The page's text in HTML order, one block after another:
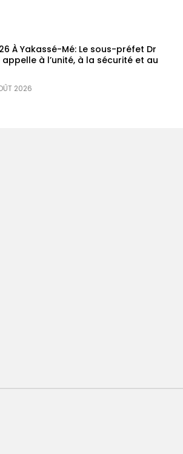
À Yakassé-Mé: Le sous-préfet Dr
à l’unité, à la sécurité et au
2026